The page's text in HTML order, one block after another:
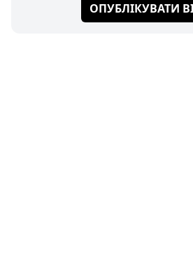
ОПУБЛІКУВАТИ